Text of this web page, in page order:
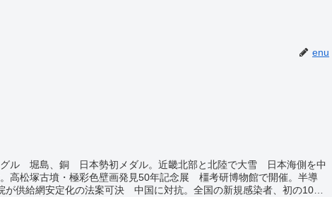
enu
グル 堀島、銅 日本勢初メダル。近畿北部と北陸で大雪 日本海側を中
高松塚古墳・極彩色壁画発見50年記念展 橿考研博物館で開催。半導
が供給網安定化の法案可決 中国に対抗。全国の新規感染者、初の10万